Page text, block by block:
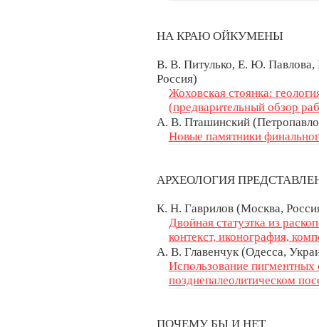
НА КРАЮ ОЙКУМЕНЫ
В. В. Питулько, Е. Ю.
Россия)
Жоховская стоянка:
(предварительный обзор
А. В. Пташинский
Новые памятники
АРХЕОЛОГИЯ
К. Н. Гаврилов (Москва,
Двойная статуэтка из
контекст, иконография,
А. В. Главенчук (Одесса,
Использование пигментных
позднепалеолитическом
ПОЧЕМУ БЫ И НЕТ